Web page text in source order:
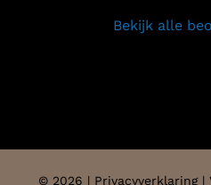
Bekijk alle
© 2026 | Privacyverklaring|